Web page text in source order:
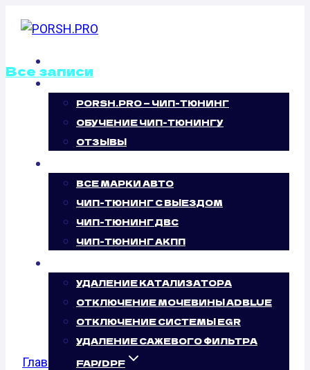
PORSH.PRO — ЧИП-ТЮНИНГ
ОБУЧЕНИЕ ЧИП-ТЮНИНГУ
ОТЗЫВЫ
ВСЕ МАРКИ АВТО
ЧИП-ТЮНИНГ С ВЫЕЗДОМ
ЧИП-ТЮНИНГ ДВС
ЧИП-ТЮНИНГ АКПП
УДАЛЕНИЕ КАТАЛИЗАТОРА
ОТКЛЮЧЕНИЕ МОЧЕВИНЫ ADBLUE
ОТКЛЮЧЕНИЕ СИСТЕМЫ EGR
УДАЛЕНИЕ САЖЕВОГО ФИЛЬТРА
FAP/DPF
Все записи
ОТКЛЮЧЕНИЕ
ВИХРЕВЫХ
ЗАСЛОНОК
CHEVROLET
COBALT 2.0
(155 Л.С.)
Главная /Отключение вихревых заслонок